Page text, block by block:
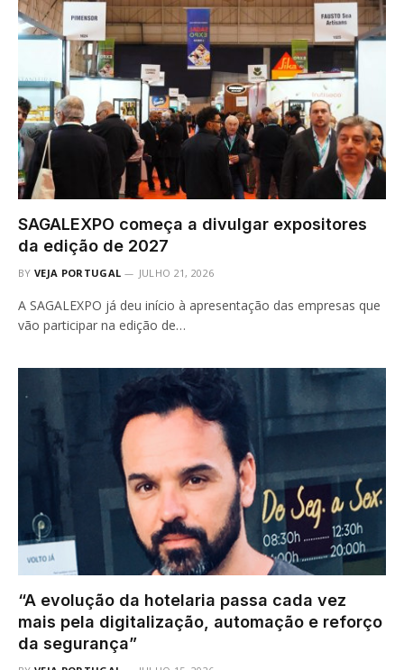
SAGALEXPO começa a divulgar expositores
da edição de 2027
BY VEJA PORTUGAL JULHO 21, 2026
A SAGALEXPO já deu início à apresentação das empresas que
vão participar na edição de…
“A evolução da hotelaria passa cada vez
mais pela digitalização, automação e reforço
da segurança”